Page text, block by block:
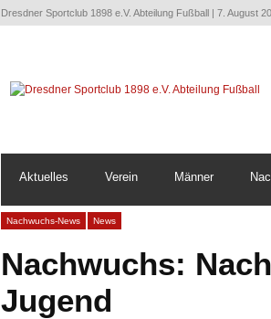
Dresdner Sportclub 1898 e.V. Abteilung Fußball | 7. August
Aktuelles Verein Männer
Nachwuchs-News News
Nachwuchs:
Jugend